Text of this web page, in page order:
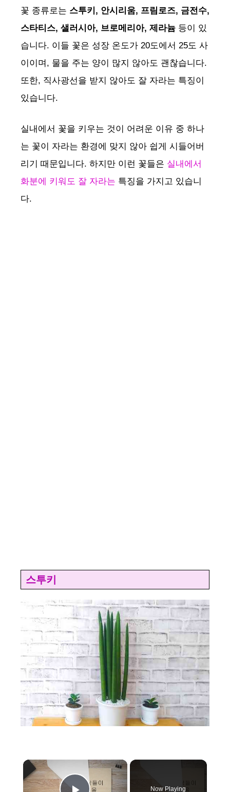
꽃 종류로는 스투키, 안시리움, 프림로즈, 금전수,
스타티스, 샐러시아, 브로메리아, 제라늄 등이 있
습니다. 이들 꽃은 성장 온도가 20도에서 25도 사
이이며, 물을 주는 양이 많지 않아도 괜찮습니다.
또한, 직사광선을 받지 않아도 잘 자라는 특징이
있습니다.
실내에서 꽃을 키우는 것이 어려운 이유 중 하나
는 꽃이 자라는 환경에 맞지 않아 쉽게 시들어버
리기 때문입니다. 하지만 이런 꽃들은 실내에서
화분에 키워도 잘 자라는 특징을 가지고 있습니
다.
스투키
×
Now Playing